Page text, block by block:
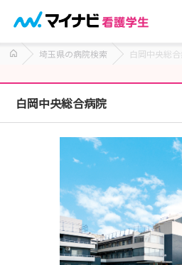
埼玉県の病院検索 白岡中央総
白岡中央総合病院